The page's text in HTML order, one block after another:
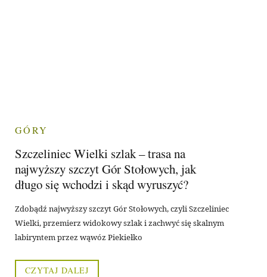
GÓRY
Szczeliniec Wielki szlak – trasa na
najwyższy szczyt Gór Stołowych, jak
długo się wchodzi i skąd wyruszyć?
Zdobądź najwyższy szczyt Gór Stołowych, czyli Szczeliniec
Wielki, przemierz widokowy szlak i zachwyć się skalnym
labiryntem przez wąwóz Piekiełko
CZYTAJ DALEJ